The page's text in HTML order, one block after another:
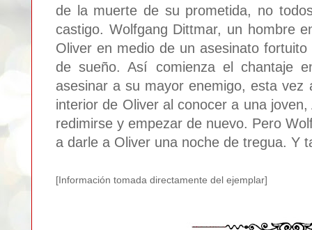
de la muerte de su prometida, no
castigo. Wolfgang Dittmar, un hombre
Oliver en medio de un asesinato
de sueño. Así comienza el chantaje
asesinar a su mayor enemigo, esta
interior de Oliver al conocer a una
redimirse y empezar de nuevo. Pero
a darle a Oliver una noche de tregua. Y
[Información tomada directamente del ejemplar]